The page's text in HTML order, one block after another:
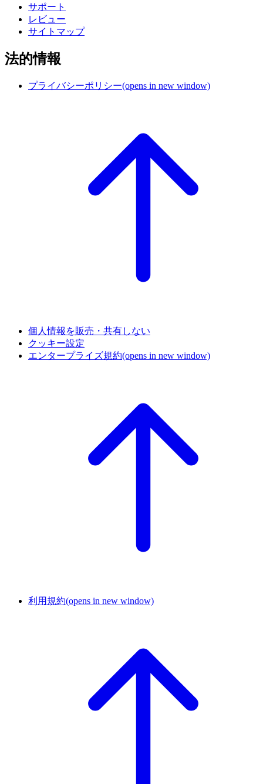
サポート
レビュー
サイトマップ
法的情報
プライバシーポリシー(opens in new window)
個人情報を販売・共有しない
クッキー設定
エンタープライズ規約(opens in new window)
利用規約(opens in new window)